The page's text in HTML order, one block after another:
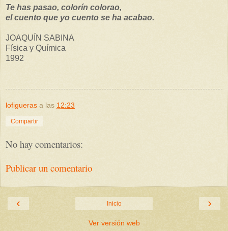
Te has pasao, colorín colorao,
el cuento que yo cuento se ha acabao.
JOAQUÍN SABINA
Física y Química
1992
lofigueras a las 12:23
Compartir
No hay comentarios:
Publicar un comentario
‹ ›
Inicio
Ver versión web